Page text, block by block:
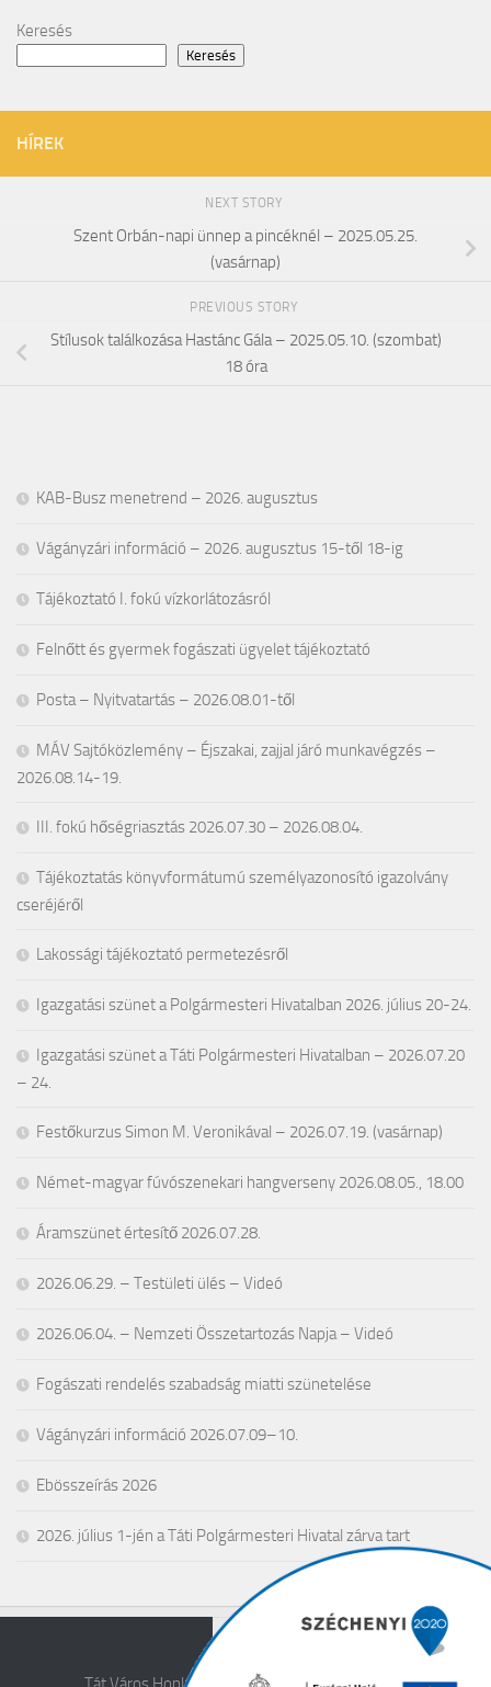
Keresés
Keresés
HÍREK
NEXT STORY
Szent Orbán-napi ünnep a pincéknél – 2025.05.25.
(vasárnap)
PREVIOUS STORY
Stílusok találkozása Hastánc Gála – 2025.05.10. (szombat)
18 óra
KAB-Busz menetrend – 2026. augusztus
Vágányzári információ – 2026. augusztus 15-től 18-ig
Tájékoztató I. fokú vízkorlátozásról
Felnőtt és gyermek fogászati ügyelet tájékoztató
Posta – Nyitvatartás – 2026.08.01-től
MÁV Sajtóközlemény – Éjszakai, zajjal járó munkavégzés –
2026.08.14-19.
III. fokú hőségriasztás 2026.07.30 – 2026.08.04.
Tájékoztatás könyvformátumú személyazonosító igazolvány
cseréjéről
Lakossági tájékoztató permetezésről
Igazgatási szünet a Polgármesteri Hivatalban 2026. július 20-24.
Igazgatási szünet a Táti Polgármesteri Hivatalban – 2026.07.20
– 24.
Festőkurzus Simon M. Veronikával – 2026.07.19. (vasárnap)
Német-magyar fúvószenekari hangverseny 2026.08.05., 18.00
Áramszünet értesítő 2026.07.28.
2026.06.29. – Testületi ülés – Videó
2026.06.04. – Nemzeti Összetartozás Napja – Videó
Fogászati rendelés szabadság miatti szünetelése
Vágányzári információ 2026.07.09–10.
Ebösszeírás 2026
2026. július 1-jén a Táti Polgármesteri Hivatal zárva tart